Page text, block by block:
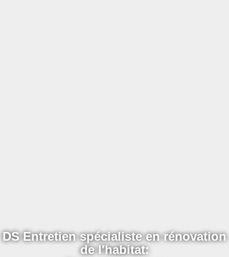
DS Entretien spécialiste en rénovation
de l'habitat: